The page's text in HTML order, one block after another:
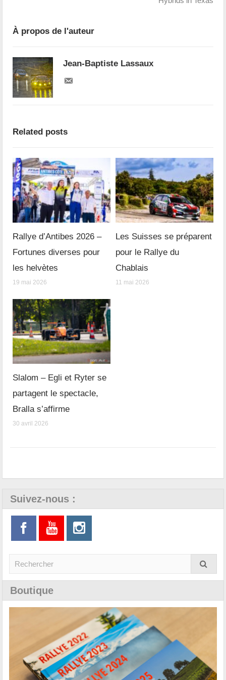
À propos de l'auteur
Jean-Baptiste Lassaux
Related posts
Rallye d’Antibes 2026 –
Fortunes diverses pour
les helvètes
19 mai 2026
Les Suisses se préparent
pour le Rallye du
Chablais
11 mai 2026
Slalom – Egli et Ryter se
partagent le spectacle,
Bralla s’affirme
30 avril 2026
Suivez-nous :
Boutique